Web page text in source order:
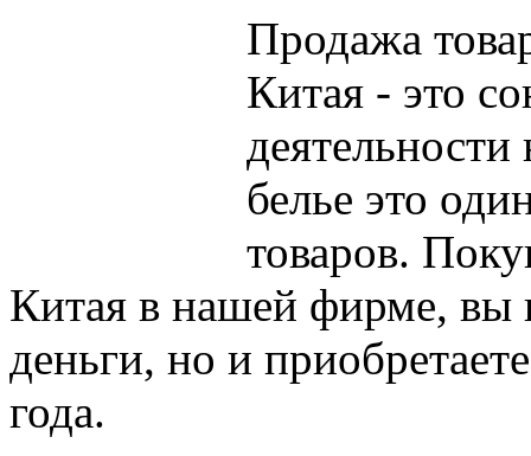
Продажа
Китая - это
белье это
товаров.
Китая в нашей фирме, вы
деньги, но и
года.